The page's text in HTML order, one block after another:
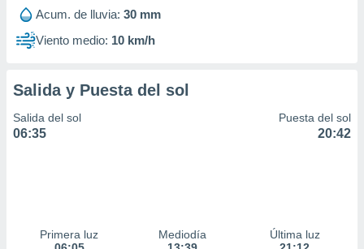
Acum. de lluvia: 30 mm
Viento medio: 10 km/h
Salida y Puesta del sol
Salida del sol
06:35
Puesta del sol
20:42
Primera luz
Mediodía
Última luz